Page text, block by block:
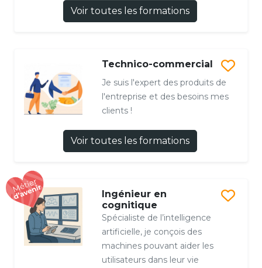
Voir toutes les formations
Technico-commercial
Je suis l'expert des produits de
l'entreprise et des besoins mes
clients !
Voir toutes les formations
Ingénieur en
cognitique
Spécialiste de l’intelligence
artificielle, je conçois des
machines pouvant aider les
utilisateurs dans leur vie